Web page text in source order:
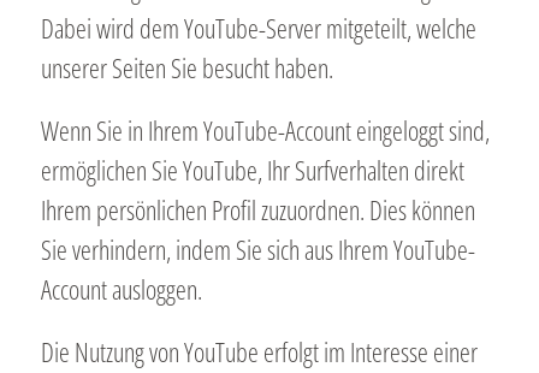
Dabei wird dem YouTube-Server mitgeteilt, welche
unserer Seiten Sie besucht haben.
Wenn Sie in Ihrem YouTube-Account eingeloggt sind,
ermöglichen Sie YouTube, Ihr Surfverhalten direkt
Ihrem persönlichen Profil zuzuordnen. Dies können
Sie verhindern, indem Sie sich aus Ihrem YouTube-
Account ausloggen.
Die Nutzung von YouTube erfolgt im Interesse einer